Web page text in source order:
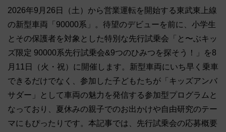
2026年9月26日（土）から営業運転を開始する東武東上線
の新型車両「90000系」。待望のデビューを前に、小学生
とその保護者を対象とした特別な先行試乗会「と〜ぶキッ
ズ限定 90000系先行試乗会&9つのひみつを探そう！」を8
月11日（火・祝）に開催します。新型車両にいち早く乗車
できるだけでなく、参加した子どもたちが「キッズアンバ
サダー」として車両の魅力を発信する参加型プログラムと
なっており、夏休みの親子でのお出かけや自由研究のテー
マにもぴったりです。本記事では、先行試乗会の応募概要